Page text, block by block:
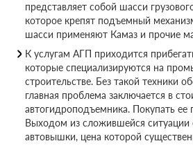
представляет собой шасси
которое крепят подъемный
шасси применяют Камаз и прочие
К услугам АГП приходится
которые специализируются на
строительстве. Без такой техники
главная проблема заключается в
автогидроподъемника. Покупать ее
Выходом из сложившейся ситуации
автовышки, цена которой